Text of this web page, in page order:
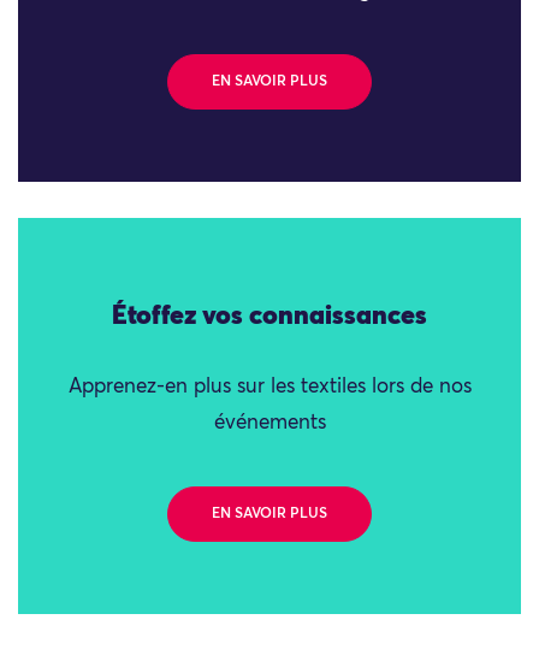
EN SAVOIR PLUS
Étoffez vos connaissances
Apprenez-en plus sur les textiles lors de nos
événements
EN SAVOIR PLUS